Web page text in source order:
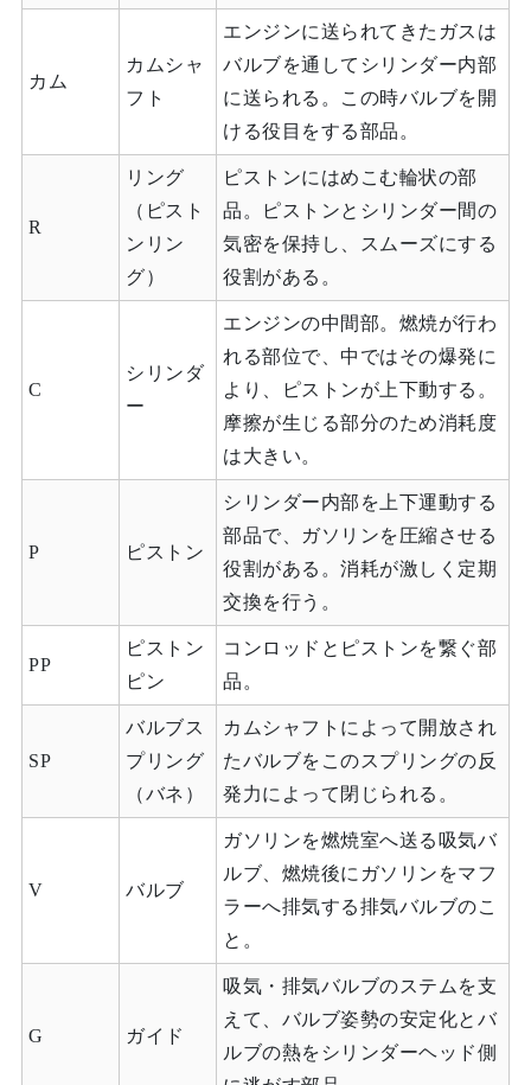
カム
カムシャ
フト
エンジンに送られてきたガスは
バルブを通してシリンダー内部
に送られる。この時バルブを開
ける役目をする部品。
R
リング
（ピスト
ンリン
グ）
ピストンにはめこむ輪状の部
品。ピストンとシリンダー間の
気密を保持し、スムーズにする
役割がある。
C
シリンダ
ー
エンジンの中間部。燃焼が行わ
れる部位で、中ではその爆発に
より、ピストンが上下動する。
摩擦が生じる部分のため消耗度
は大きい。
P ピストン
シリンダー内部を上下運動する
部品で、ガソリンを圧縮させる
役割がある。消耗が激しく定期
交換を行う。
PP
ピストン
ピン
コンロッドとピストンを繋ぐ部
品。
SP
バルブス
プリング
（バネ）
カムシャフトによって開放され
たバルブをこのスプリングの反
発力によって閉じられる。
V バルブ
ガソリンを燃焼室へ送る吸気バ
ルブ、燃焼後にガソリンをマフ
ラーへ排気する排気バルブのこ
と。
G ガイド
吸気・排気バルブのステムを支
えて、バルブ姿勢の安定化とバ
ルブの熱をシリンダーヘッド側